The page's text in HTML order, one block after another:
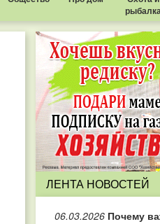
ЛЕНТА НОВОСТЕЙ
06.03.2026 Почему